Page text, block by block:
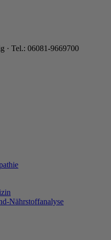
· Tel.: 06081-9669700
Nährstoffanalyse